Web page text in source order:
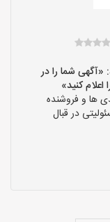
«آگهی شما را در
ها و فروشنده
در قبال